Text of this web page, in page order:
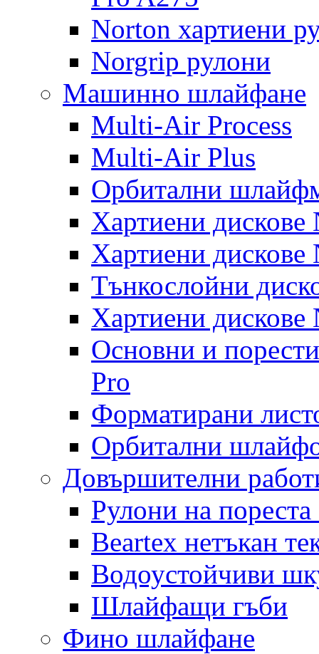
Norton хартиени
Norgrip рулони
Машинно шлайфане
Multi-Air Process
Multi-Air Plus
Орбитални
Хартиени
Хартиени
Тънкослойни
Хартиени
Основни и
Pro
Форматирани
Орбитални
Довършителни
Рулони на
Beartex нетъкан
Водоустойчиви
Шлайфащи гъби
Фино шлайфане